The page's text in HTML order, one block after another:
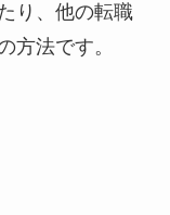
り、他の転職
方法です。